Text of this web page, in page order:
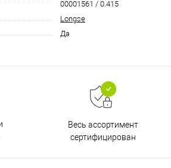
00001561 / 0.415
Longse
Да
Весь ассортимент
сертифицирован